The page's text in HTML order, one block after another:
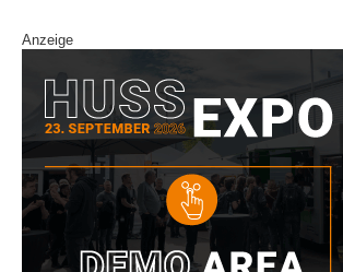
Anzeige